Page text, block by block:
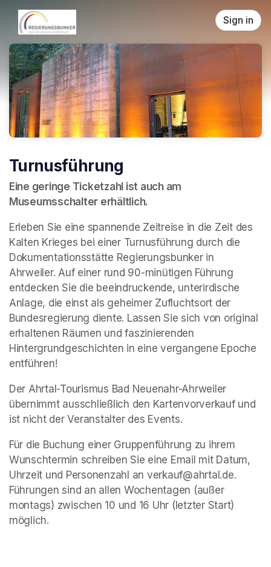
Skip header
Sign in
Turnusführung
Eine geringe Ticketzahl ist auch am
Museumsschalter erhältlich.
Erleben Sie eine spannende Zeitreise in die Zeit des
Kalten Krieges bei einer Turnusführung durch die
Dokumentationsstätte Regierungsbunker in
Ahrweiler. Auf einer rund 90-minütigen Führung
entdecken Sie die beeindruckende, unterirdische
Anlage, die einst als geheimer Zufluchtsort der
Bundesregierung diente. Lassen Sie sich von original
erhaltenen Räumen und faszinierenden
Hintergrundgeschichten in eine vergangene Epoche
entführen!
Der Ahrtal-Tourismus Bad Neuenahr-Ahrweiler
übernimmt ausschließlich den Kartenvorverkauf und
ist nicht der Veranstalter des Events.
Für die Buchung einer Gruppenführung zu ihrem
Wunschtermin schreiben Sie eine Email mit Datum,
Uhrzeit und Personenzahl an verkauf@ahrtal.de.
Führungen sind an allen Wochentagen (außer
montags) zwischen 10 und 16 Uhr (letzter Start)
möglich.